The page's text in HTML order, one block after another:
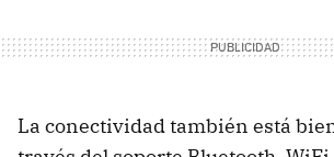
La conectividad también está